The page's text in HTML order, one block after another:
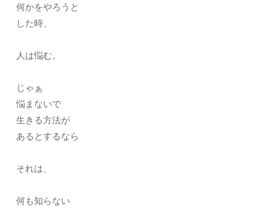
何かをやろうと
した時、
人は悩む。
じゃぁ
悩まないで
生きる方法が
あるとするなら
それは、
何も知らない